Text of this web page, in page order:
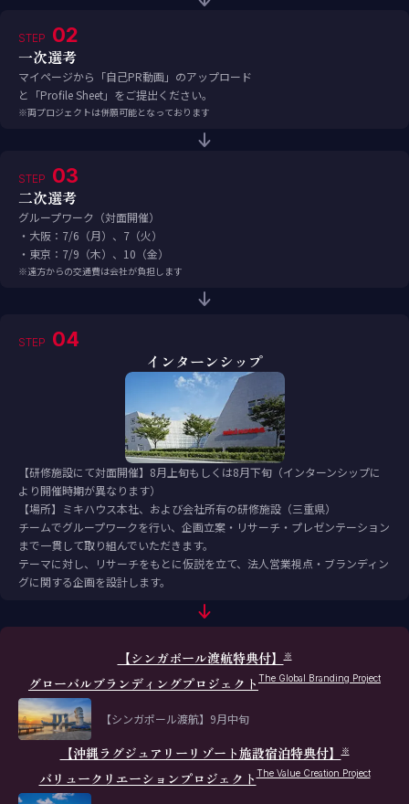
STEP 02
一次選考
マイページから「自己PR動画」のアップロード
と「Profile Sheet」をご提出ください。
※両プロジェクトは併願可能となっております
STEP 03
二次選考
グループワーク（対面開催）
・大阪：7/6（月）、7（火）
・東京：7/9（木）、10（金）
※遠方からの交通費は会社が負担します
STEP 04
インターンシップ
【研修施設にて対面開催】8月上旬もしくは8月下旬（インターンシップに
より開催時期が異なります）
【場所】ミキハウス本社、および会社所有の研修施設（三重県）
チームでグループワークを行い、企画立案・リサーチ・プレゼンテーション
まで一貫して取り組んでいただきます。
テーマに対し、リサーチをもとに仮説を立て、法人営業視点・ブランディン
グに関する企画を設計します。
【シンガポール渡航特典付】※
グローバルブランディングプロジェクト The Global Branding Project
【シンガポール渡航】9月中旬
【沖縄ラグジュアリーリゾート施設宿泊特典付】※
バリュークリエーションプロジェクトThe Value Creation Project